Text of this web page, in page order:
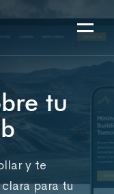
tu
y te
para tu